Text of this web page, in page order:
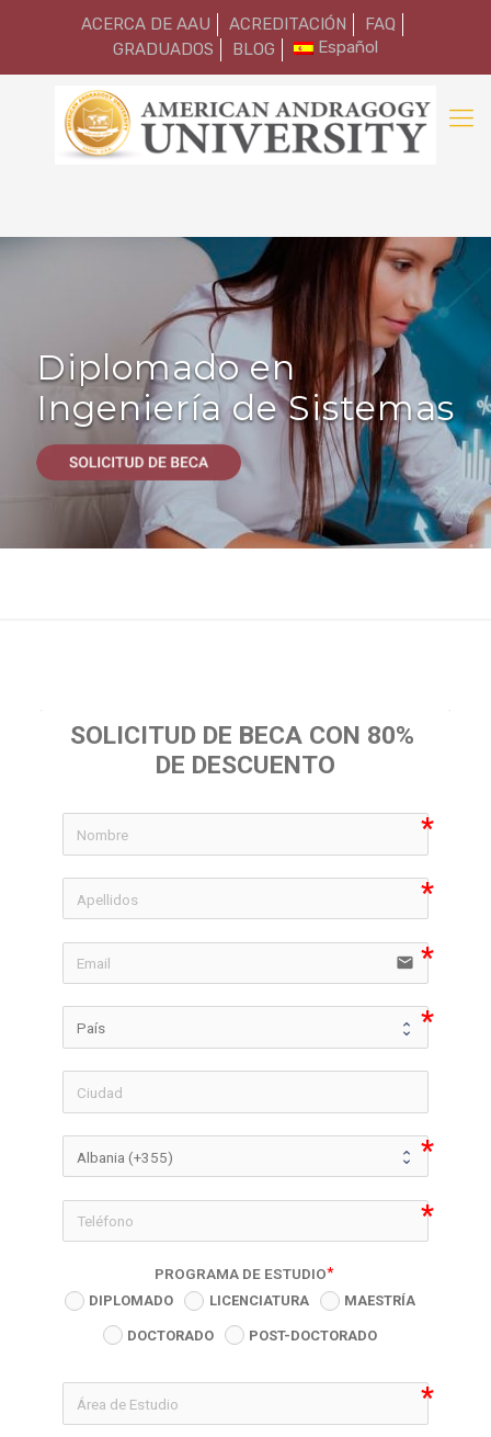
ACERCA DE AAU ACREDITACIÓN
FAQ
GRADUADOS
BLOG Español
Diplomado en
Ingeniería de Sistemas
SOLICITUD DE BECA CON 80%
DE DESCUENTO
icon-
icon-
email
icon-
PROGRAMA DE ESTUDIO
DIPLOMADO LICENCIATURA MAESTRÍA
DOCTORADO POST-DOCTORADO